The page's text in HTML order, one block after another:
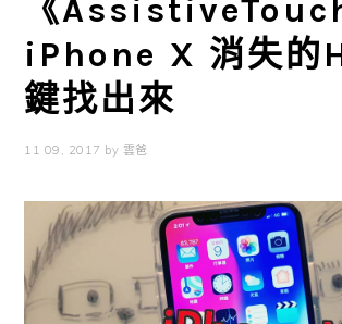
《
iPhone X 消失的
鍵找出來
11 09, 2017 by 雲爸